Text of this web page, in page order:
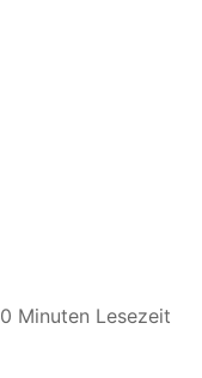
0 Minuten Lesezeit